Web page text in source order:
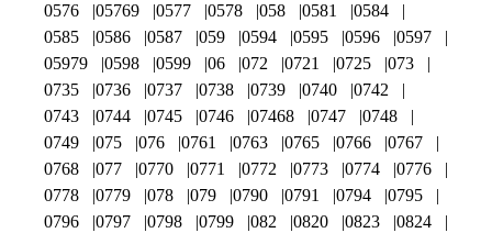
0576
05769 0577 0578 058 0581
0584
0585
0586 0587 059 0594 0595 0596
0597
05979
0598 0599 06 072 0721 0725
073
0735
0736 0737 0738 0739 0740
0742
0743
0744 0745 0746 07468 0747
0748
0749
075 076 0761 0763 0765 0766
0767
0768
077 0770 0771 0772 0773 0774
0776
0778
0779 078 079 0790 0791 0794
0795
0796
0797 0798 0799 082 0820 0823
0824